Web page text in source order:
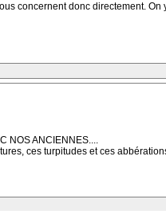
concernent donc directement.
NOS ANCIENNES....
ces turpitudes et ces